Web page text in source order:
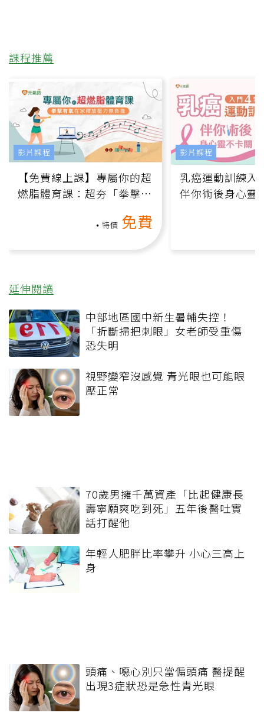
課程推薦
【免費線上課】專屬你的超
燃脂體育課：超夯「拳擊有
特價 免費
影片課程
乳癌運動訓練入
伴你術後身心靈
影片課程
延伸閱讀
中部地區國中新生暑輔失控！
「折斷掃把刺眼」女老師受重傷
恐失明
視野變窄沒感覺 青光眼也可能眼
壓正常
70歲男擁千萬資產「比起健康長
壽寧願爽吃到死」五年後醫吐實
話打醒他
年輕人肥胖比率攀升 小心三高上
身
頭痛、噁心別只當偏頭痛 醫提醒
出現3症狀恐是急性青光眼